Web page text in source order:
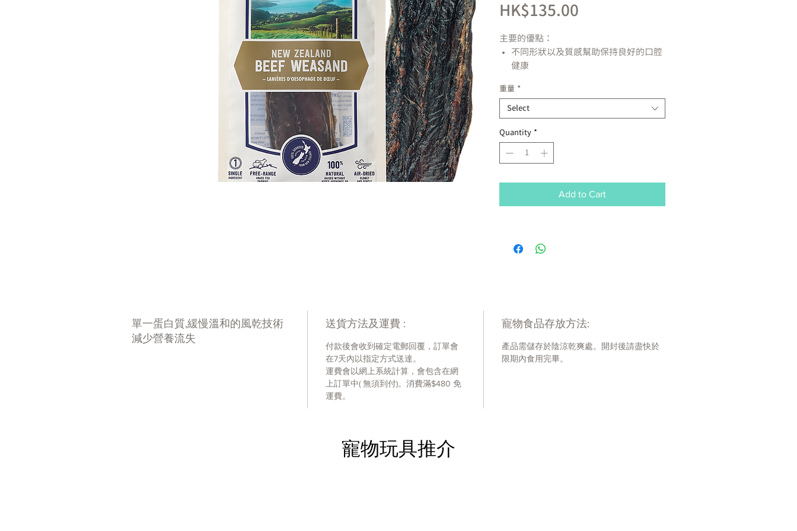
HK$135.00
主要的優點：
不同形狀以及質感幫助保持良好的口腔
健康
單一蛋白質
不含糖，穀物，色素以及防腐劑
產地:紐西蘭
成份:
重量 *
Select
Quantity *
Add to Cart
單一蛋白質,緩慢溫和的風乾技術
減少營養流失
送貨方法及運費 :
付款後會收到確定電郵回覆，訂單會
在7天內以指定方式送達。
運費會以網上系統計算，會包含在網
上訂單中( 無須到付)。消費滿$480 免
運費。
寵物食品存放方法:
產品需儲存於陰涼乾爽處。開封後請盡快於
限期內食用完畢。
寵物玩具推介